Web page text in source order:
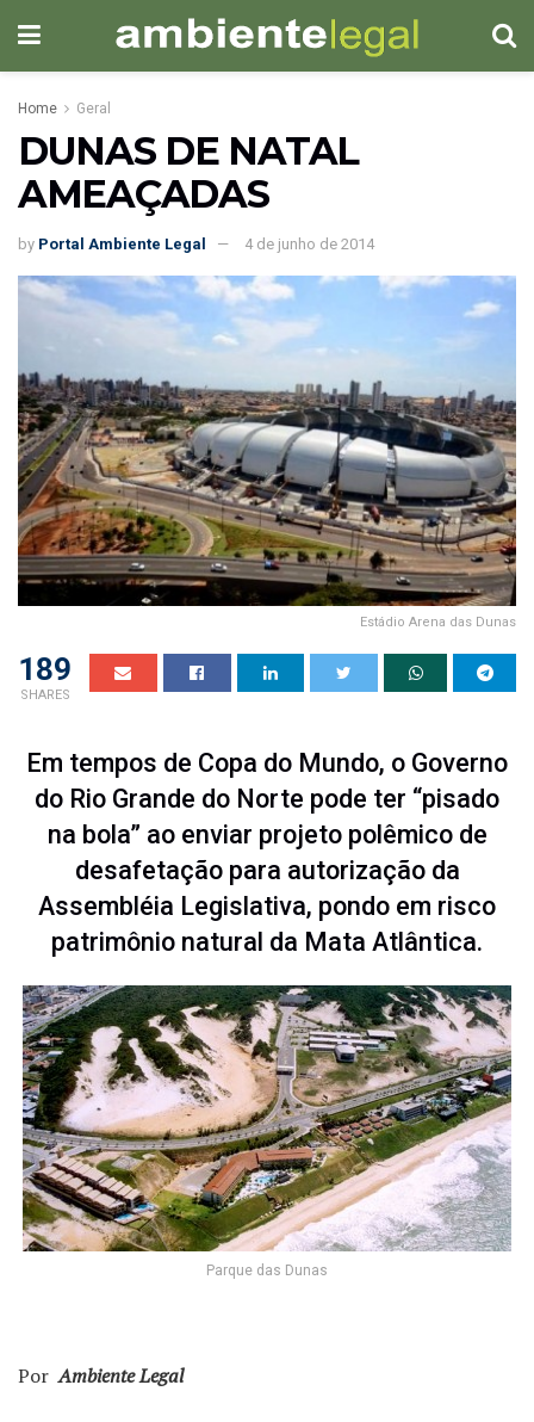
Home Geral
DUNAS DE NATAL
AMEAÇADAS
by Portal Ambiente Legal 4 de junho de 2014
Estádio Arena das Dunas
189
SHARES
Em tempos de Copa do Mundo, o Governo
do Rio Grande do Norte pode ter “pisado
na bola” ao enviar projeto polêmico de
desafetação para autorização da
Assembléia Legislativa, pondo em risco
patrimônio natural da Mata Atlântica.
Parque das Dunas
Por Ambiente Legal